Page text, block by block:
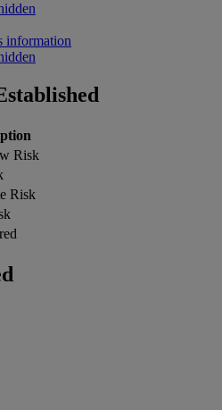
Risk
Risk